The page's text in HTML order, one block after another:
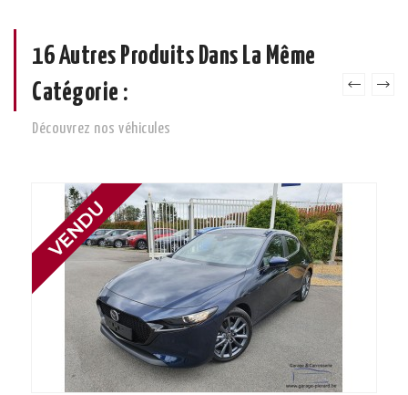
16 Autres Produits Dans La Même
Catégorie :
Découvrez nos véhicules